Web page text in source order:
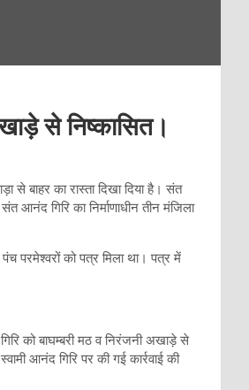
से निष्कासित।
से बाहर का रास्ता दिखा दिया है। संत
आनंद गिरि का निर्माणाधीन तीन मंजिला
परमेश्वरों को पत्र मिला था। पत्र में
को बाघम्बरी मठ व निरंजनी अखाड़े से
आनंद गिरि पर की गई कार्रवाई की